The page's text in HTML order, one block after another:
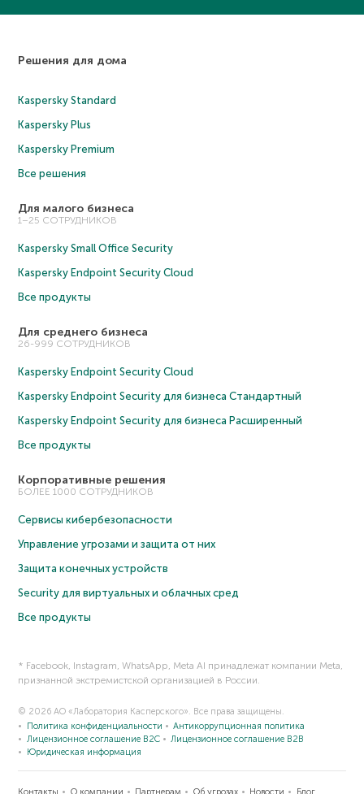
Решения для дома
Kaspersky Standard
Kaspersky Plus
Kaspersky Premium
Все решения
Для малого бизнеса
1–25 СОТРУДНИКОВ
Kaspersky Small Office Security
Kaspersky Endpoint Security Cloud
Все продукты
Для среднего бизнеса
26-999 СОТРУДНИКОВ
Kaspersky Endpoint Security Cloud
Kaspersky Endpoint Security для бизнеса Cтандартный
Kaspersky Endpoint Security для бизнеса Расширенный
Все продукты
Корпоративные решения
БОЛЕЕ 1000 СОТРУДНИКОВ
Сервисы кибербезопасности
Управление угрозами и защита от них
Защита конечных устройств
Security для виртуальных и облачных сред
Все продукты
* Facebook, Instagram, WhatsApp, Meta AI принадлежат компании Meta,
признанной экстремистской организацией в России.
© 2026 АО «Лаборатория Касперского». Все права защищены.
Политика конфиденциальности
Антикоррупционная политика
Лицензионное соглашение B2C
Лицензионное соглашение B2B
Юридическая информация